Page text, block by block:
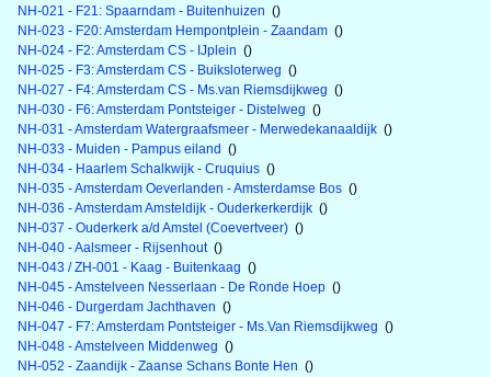
NH-021 - F21: Spaarndam - Buitenhuizen ()
NH-023 - F20: Amsterdam Hempontplein - Zaandam ()
NH-024 - F2: Amsterdam CS - IJplein ()
NH-025 - F3: Amsterdam CS - Buiksloterweg ()
NH-027 - F4: Amsterdam CS - Ms.van Riemsdijkweg ()
NH-030 - F6: Amsterdam Pontsteiger - Distelweg ()
NH-031 - Amsterdam Watergraafsmeer - Merwedekanaaldijk ()
NH-033 - Muiden - Pampus eiland ()
NH-034 - Haarlem Schalkwijk - Cruquius ()
NH-035 - Amsterdam Oeverlanden - Amsterdamse Bos ()
NH-036 - Amsterdam Amsteldijk - Ouderkerkerdijk ()
NH-037 - Ouderkerk a/d Amstel (Coevertveer) ()
NH-040 - Aalsmeer - Rijsenhout ()
NH-043 / ZH-001 - Kaag - Buitenkaag ()
NH-045 - Amstelveen Nesserlaan - De Ronde Hoep ()
NH-046 - Durgerdam Jachthaven ()
NH-047 - F7: Amsterdam Pontsteiger - Ms.Van Riemsdijkweg ()
NH-048 - Amstelveen Middenweg ()
NH-052 - Zaandijk - Zaanse Schans Bonte Hen ()